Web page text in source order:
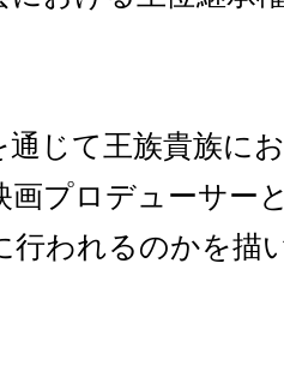
通じて王族貴族に
画プロデューサー
行われるのかを描